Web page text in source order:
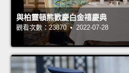
與柏靈頓熊歡慶白金禧慶典
觀看次數：23870 • 2022-07-28